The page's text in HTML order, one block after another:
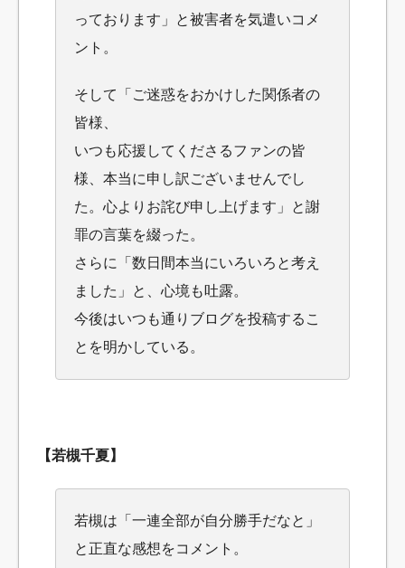
っております」と被害者を気遣いコメ
ント。
そして「ご迷惑をおかけした関係者の
皆様、
いつも応援してくださるファンの皆
様 、本当に申し訳ございませんでし
た。心よりお詫び申し上げます」と謝
罪の言葉を綴った。
さらに「数日間本当にいろいろと考え
ました」と、心境も吐露。
今後はいつも通りブログを投稿するこ
とを明かしている。
【若槻千夏】
若槻は「一連全部が自分勝手だなと」
と正直な感想をコメント。